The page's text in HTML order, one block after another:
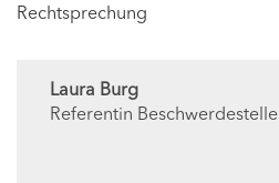
Rechtsprechung
Laura Burg
Referentin Beschwerdestelle